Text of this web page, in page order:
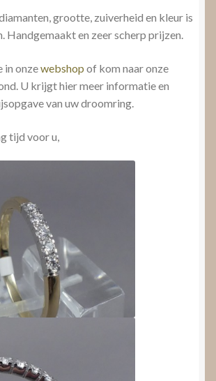
grootte, zuiverheid en kleur is
Handgemaakt en zeer scherp prijzen.
in onzewebshop of kom naar onze
U krijgt hier meer informatie en
van uw droomring.
tijd voor u,